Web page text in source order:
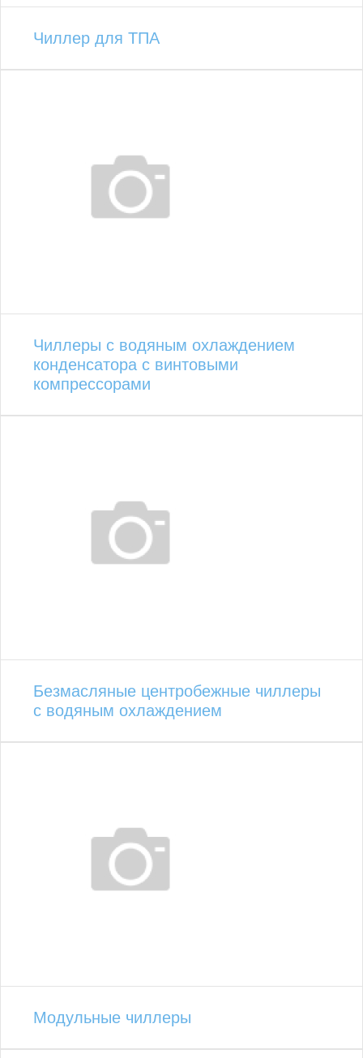
Чиллер для ТПА
Чиллеры с водяным охлаждением
конденсатора с винтовыми
компрессорами
Безмасляные центробежные чиллеры
с водяным охлаждением
Модульные чиллеры